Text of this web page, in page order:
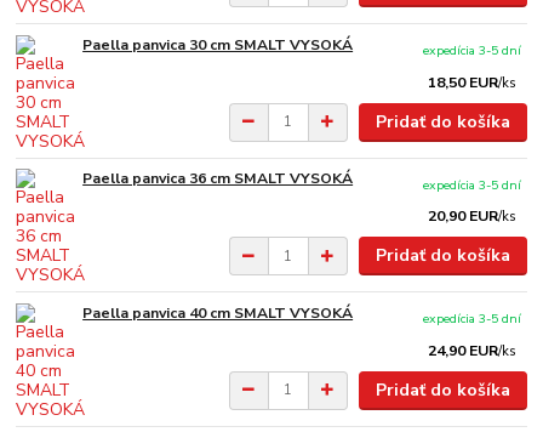
Paella panvica 30 cm SMALT VYSOKÁ
18,50 EUR/ks
expedícia 3-5 dní
Pridať do košíka
Paella panvica 36 cm SMALT VYSOKÁ
20,90 EUR/ks
expedícia 3-5 dní
Pridať do košíka
Paella panvica 40 cm SMALT VYSOKÁ
24,90 EUR/ks
expedícia 3-5 dní
Pridať do košíka